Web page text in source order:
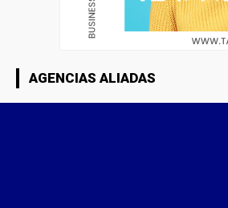
AGENCIAS ALIADAS